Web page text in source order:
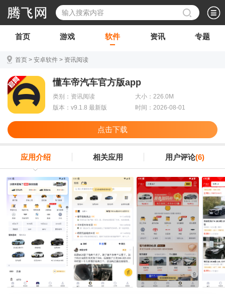
首页 游戏 软件 资讯 专题
首页 > 安卓软件 > 资讯阅读
懂车帝汽车官方版app
类别：资讯阅读
大小：226.0M
版本：v9.1.8 最新版
时间：2026-08-01
点击下载
应用介绍 相关应用 用户评论(6)